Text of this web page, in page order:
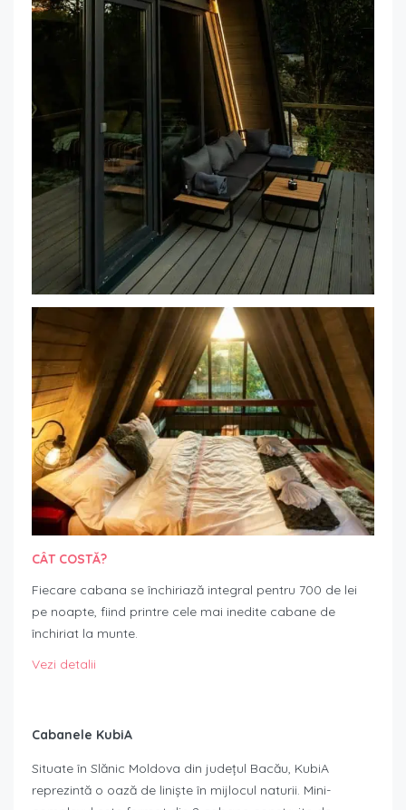
CÂT COSTĂ?
Fiecare cabana se închiriază integral pentru 700 de lei
pe noapte, fiind printre cele mai inedite cabane de
închiriat la munte.
Vezi detalii
Cabanele KubiA
Situate în Slănic Moldova din județul Bacău, KubiA
reprezintă o oază de liniște în mijlocul naturii. Mini-